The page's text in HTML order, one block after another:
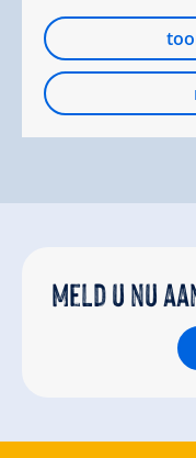
Meld u nu